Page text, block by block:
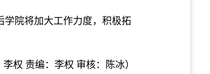
学院将加大工作力度，积极拓
李权 责编：李权 审核：陈冰）